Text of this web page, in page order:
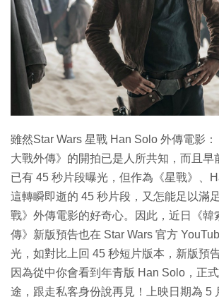
Enterprise Digital Transformation
特集
雖然Star Wars 星戰 Han Solo 外傳電影
大戰外傳》的開拍已是人所共知，而且早
已有 45 秒片段曝光，但作為《星戰》、
這轉瞬即逝的 45 秒片段，又怎能足以滿
戰》外傳電影的好奇心。因此，近日《韓
傳》新版預告也在 Star Wars 官方
光，如對比上回 45 秒短片版本，新版預
因為從中你會看到年青版 Han Solo，正
途，跟走私客身份說再見！上映日期為 5